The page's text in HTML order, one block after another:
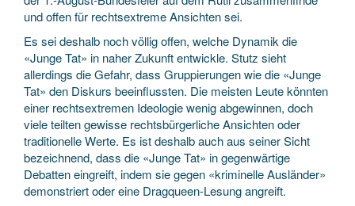
und offen für rechtsextreme Ansichten sei.
Es sei deshalb noch völlig offen, welche Dynamik die
«Junge Tat» in naher Zukunft entwickle. Stutz sieht
allerdings die Gefahr, dass Gruppierungen wie die «Junge
Tat» den Diskurs beeinflussten. Die meisten Leute könnten
einer rechtsextremen Ideologie wenig abgewinnen, doch
viele teilten gewisse rechtsbürgerliche Ansichten oder
traditionelle Werte. Es ist deshalb auch aus seiner Sicht
bezeichnend, dass die «Junge Tat» in gegenwärtige
Debatten eingreift, indem sie gegen «kriminelle Ausländer»
demonstriert oder eine Dragqueen-Lesung angreift.